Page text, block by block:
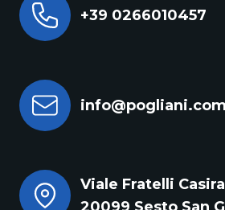
+39 0266010457
info@pogliani.com
Viale Fratelli